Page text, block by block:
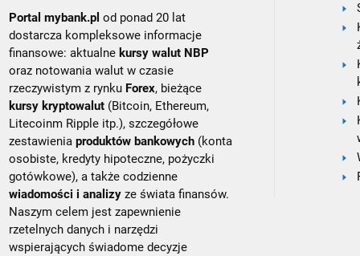
Portal mybank.pl od ponad 20 lat
dostarcza kompleksowe informacje
finansowe: aktualne kursy walut NBP
oraz notowania walut w czasie
rzeczywistym z rynku Forex, bieżące
kursy kryptowalut (Bitcoin, Ethereum,
Litecoinm Ripple itp.), szczegółowe
zestawieniaproduktów bankowych (konta
osobiste, kredyty hipoteczne, pożyczki
gotówkowe), a także codzienne
wiadomości i analizy ze świata finansów.
Naszym celem jest zapewnienie
rzetelnych danych i narzędzi
wspierających świadome decyzje